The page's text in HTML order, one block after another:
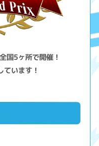
国5ヶ所で開催！
います！